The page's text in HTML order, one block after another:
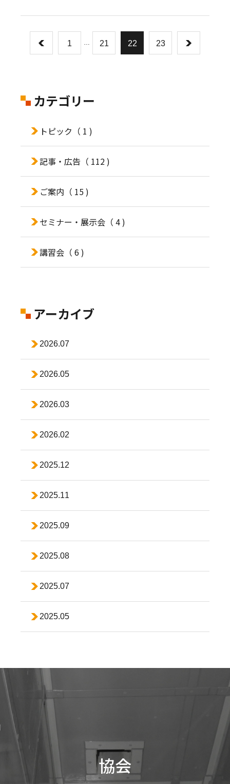
1 … 21 22 23
カテゴリー
トピック （ 1 )
記事・広告 （ 112 )
ご案内 （ 15 )
セミナー・展示会（ 4 )
講習会（ 6 )
アーカイブ
2026.07
2026.05
2026.03
2026.02
2025.12
2025.11
2025.09
2025.08
2025.07
2025.05
協会